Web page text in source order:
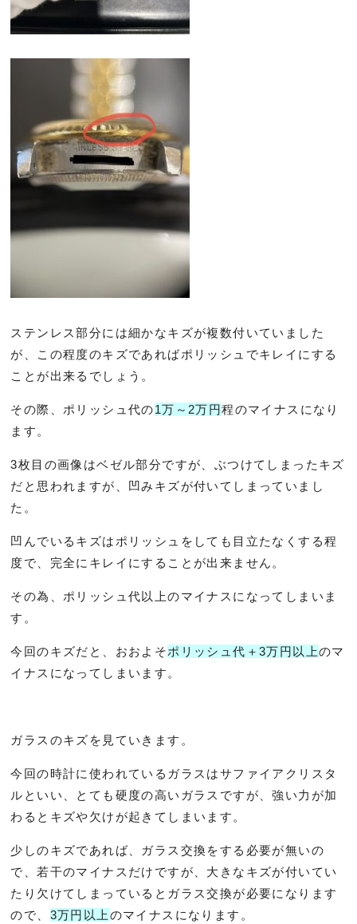
ステンレス部分には細かなキズが複数付いていました
が、この程度のキズであればポリッシュでキレイにする
ことが出来るでしょう。
その際、ポリッシュ代の1万～2万円程のマイナスになり
ます。
3枚目の画像はベゼル部分ですが、ぶつけてしまったキズ
だと思われますが、凹みキズが付いてしまっていまし
た。
凹んでいるキズはポリッシュをしても目立たなくする程
度で、完全にキレイにすることが出来ません。
その為、ポリッシュ代以上のマイナスになってしまいま
す。
今回のキズだと、おおよそポリッシュ代＋3万円以上のマ
イナスになってしまいます。
ガラスのキズを見ていきます。
今回の時計に使われているガラスはサファイアクリスタ
ルといい、とても硬度の高いガラスですが、強い力が加
わるとキズや欠けが起きてしまいます。
少しのキズであれば、ガラス交換をする必要が無いの
で、若干のマイナスだけですが、大きなキズが付いてい
たり欠けてしまっているとガラス交換が必要になります
ので、 3万円以上 のマイナスになります。